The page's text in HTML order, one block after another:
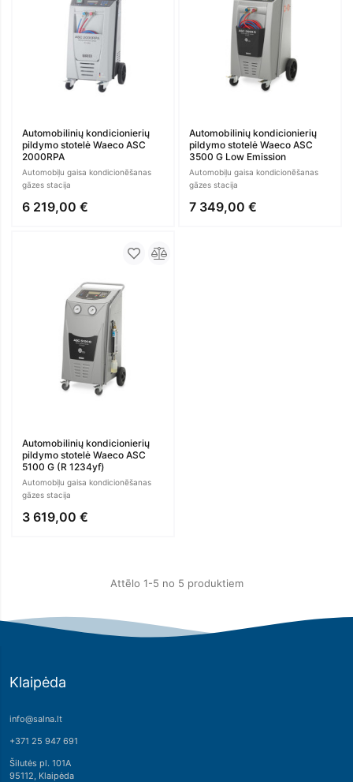
Automobilinių kondicionierių
pildymo stotelė Waeco ASC
2000RPA
Automobiļu gaisa kondicionēšanas
gāzes stacija
6 219,00 €
Automobilinių kondicionierių
pildymo stotelė Waeco ASC
3500 G Low Emission
Automobiļu gaisa kondicionēšanas
gāzes stacija
7 349,00 €
Automobilinių kondicionierių
pildymo stotelė Waeco ASC
5100 G (R 1234yf)
Automobiļu gaisa kondicionēšanas
gāzes stacija
3 619,00 €
Attēlo 1-5 no 5 produktiem
Klaipėda
info@salna.lt
+371 25 947 691
Šilutės pl. 101A
95112, Klaipėda